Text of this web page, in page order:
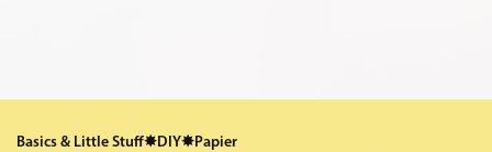
Basics & Little Stuff✸DIY✸Papier